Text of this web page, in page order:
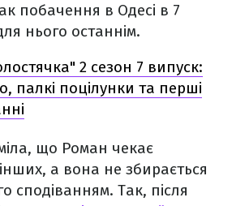
побачення в Одесі в 7
нього останнім.
2 сезон 7 випуск:
палкі поцілунки та перші
що Роман чекає
інших, а вона не збирається
сподіванням. Так, після